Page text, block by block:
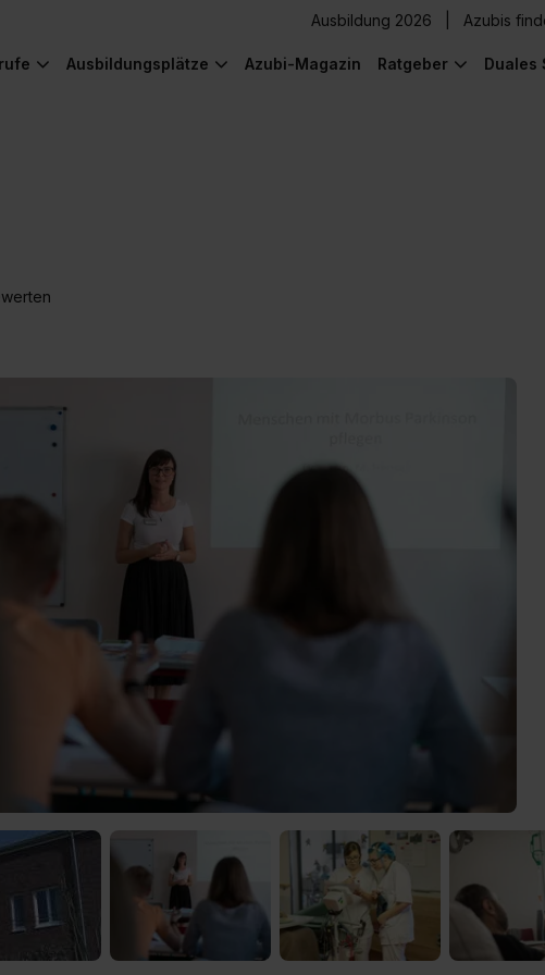
Ausbildung 2026 Azubis
Ausbildungsplätze Azubi-Magazin Ratgeber Duales
was Cooles zu sehen!
für Video-Content von YouTube. Neugierig? Dann schalte die Inhalte jetzt
externen Inhalte von YouTube.
dass mir die externen Inhalte angezeigt werden. Personenbezogene Daten